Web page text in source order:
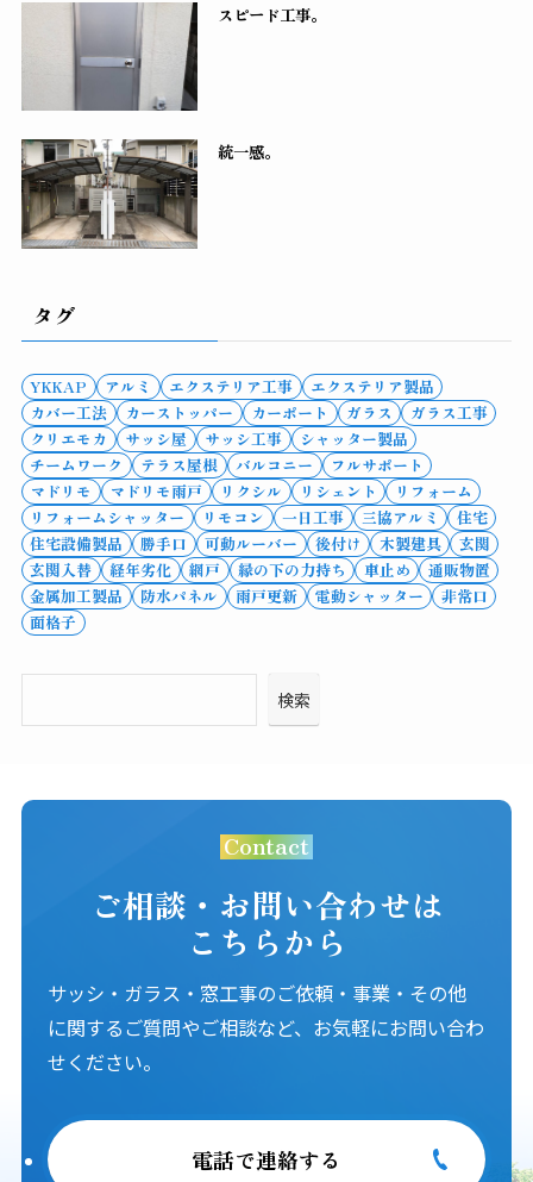
スピード工事。
統一感。
タグ
YKKAP アルミ エクステリア工事
エクステリア製品
カバー工法
カーストッパー カーポート ガラス
ガラス工事
クリエモカ
サッシ屋 サッシ工事
シャッター製品
チームワーク
テラス屋根 バルコニー
フルサポート
マドリモ
マドリモ雨戸 リクシル リシェント
リフォーム
リフォームシャッター
リモコン 一日工事 三協アルミ
住宅
住宅設備製品
勝手口 可動ルーバー 後付け 木製建具
玄関
玄関入替
経年劣化 網戸 縁の下の力持ち 車止め
通販物置
金属加工製品
防水パネル 雨戸更新 電動シャッター
非常口
面格子
検索
Contact
ご相談・お問い合わせは
こちらから
サッシ・ガラス・窓工事のご依頼・事業・その他
に関するご質問やご相談など、お気軽にお問い合わ
せください。
電話で連絡する